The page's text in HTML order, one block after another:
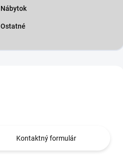
Nábytok
Ostatné
Kontaktný formulár